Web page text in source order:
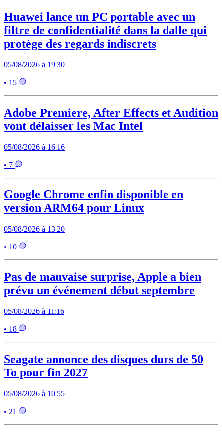
Huawei lance un PC portable avec un
filtre de confidentialité dans la dalle qui
protège des regards indiscrets
05/08/2026 à 19:30
• 15
Adobe Premiere, After Effects et Audition
vont délaisser les Mac Intel
05/08/2026 à 16:16
• 7
Google Chrome enfin disponible en
version ARM64 pour Linux
05/08/2026 à 13:20
• 10
Pas de mauvaise surprise, Apple a bien
prévu un événement début septembre
05/08/2026 à 11:16
• 18
Seagate annonce des disques durs de 50
To pour fin 2027
05/08/2026 à 10:55
• 21